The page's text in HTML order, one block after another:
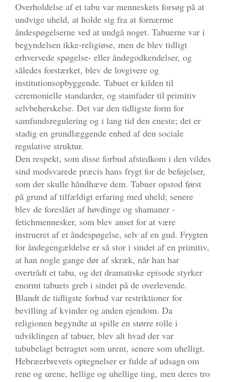
Overholdelse af et tabu var menneskets forsøg på at
undvige uheld, at holde sig fra at fornærme
åndespøgelserne ved at undgå noget. Tabuerne var i
begyndelsen ikke-religiøse, men de blev tidligt
erhvervede spøgelse- eller åndegodkendelser, og
således forstærket, blev de lovgivere og
institutionsopbyggende. Tabuet er kilden til
ceremonielle standarder, og stamfader til primitiv
selvbeherskelse. Det var den tidligste form for
samfundsregulering og i lang tid den eneste; det er
stadig en grundlæggende enhed af den sociale
regulative struktur.
Den respekt, som disse forbud afstedkom i den vildes
sind modsvarede præcis hans frygt for de beføjelser,
som der skulle håndhæve dem. Tabuer opstod først
på grund af tilfældigt erfaring med uheld; senere
blev de foreslået af høvdinge og shamaner -
fetichmennesker, som blev anset for at være
instrueret af et åndespøgelse, selv af en gud. Frygten
for åndegengældelse er så stor i sindet af en primitiv,
at han nogle gange dør af skræk, når han har
overtrådt et tabu, og det dramatiske episode styrker
enormt tabuets greb i sindet på de overlevende.
Blandt de tidligste forbud var restriktioner for
bevilling af kvinder og anden ejendom. Da
religionen begyndte at spille en større rolle i
udviklingen af tabuer, blev alt hvad der var
tabubelagt betragtet som urent, senere som uhelligt.
Hebræerbrevets optegnelser er fulde af udsagn om
rene og urene, hellige og uhellige ting, men deres tro